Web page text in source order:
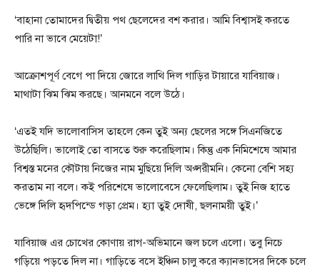
‘বাহানা তোমাদের দ্বিতীয় পথ ছেলেদের বশ করার। আমি বিশ্বাসই করতে
পারি না ভাবে মেয়েটা!’
আক্রোশপূর্ণ বেগে পা দিয়ে জোরে লাথি দিল গাড়ির টায়ারে যাবিয়াজ।
মাথাটা ঝিম ঝিম করছে। আনমনে বলে উঠে।
‘এতই যদি ভালোবাসিস তাহলে কেন তুই অন্য ছেলের সঙ্গে সিএনজিতে
উঠেছিলি। ভালোই তো বাসতে শুরু করেছিলাম। কিন্তু এক নিমিশেষে আমার
বিশ্বস্ত মনের কৌটায় নিজের নাম মুছিয়ে দিলি অপ্সরীমনি। কেনো বেশি সহ্য
করতাম না বলে। কই পরিশেষে ভালোবেসে ফেলেছিলাম। তুই নিজ হাতে
ভেঙ্গে দিলি হৃদপিন্ডে গড়া প্রেম। হ্যা তুই দোষী, ছলনাময়ী তুই।’
যাবিয়াজ এর চোখের কোণায় রাগ-অভিমানে জল চলে এলো। তবু নিচে
গড়িয়ে পড়তে দিল না। গাড়িতে বসে ইঞ্চিন চালু করে ক্যানভাসের দিকে চলে